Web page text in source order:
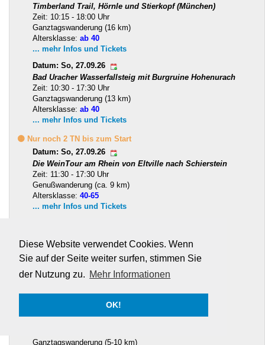
Diese Website verwendet Cookies. Wenn
Sie auf der Seite weiter surfen, stimmen Sie
der Nutzung zu. Mehr Informationen
OK!
Timberland Trail, Hörnle und Stierkopf (München)
Zeit: 10:15 - 18:00 Uhr
Ganztagswanderung (16 km)
Altersklasse: ab 40
... mehr Infos und Tickets
Datum: So, 27.09.26
Bad Uracher Wasserfallsteig mit Burgruine Hohenurach
Zeit: 10:30 - 17:30 Uhr
Ganztagswanderung (13 km)
Altersklasse: ab 40
... mehr Infos und Tickets
🟡 Nur noch 2 TN bis zum Start
Datum: So, 27.09.26
Die WeinTour am Rhein von Eltville nach Schierstein
Zeit: 11:30 - 17:30 Uhr
Genußwanderung (ca. 9 km)
Altersklasse: 40-65
... mehr Infos und Tickets
Datum: Sa, 03.10.- So, 04.10.26
Wandern rund um Murnau am Staffelsee
Zeit: 10:00 - 17:00 Uhr
Ganztagswanderung (12,11)
Altersklasse:
ab 40
... mehr Infos und Tickets
Datum: Sa, 03.10.- Sa, 10.10.26
Ganztagswanderung (5-10 km)